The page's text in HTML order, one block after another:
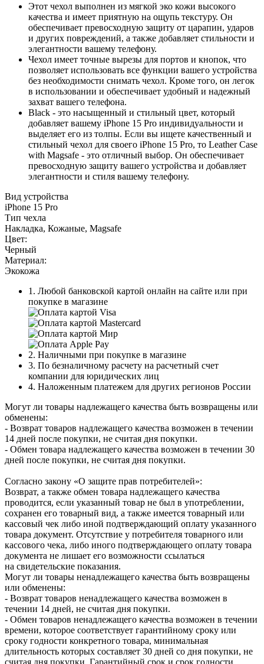
Этот чехол выполнен из мягкой эко кожи высокого
качества и имеет приятную на ощупь текстуру. Он
обеспечивает превосходную защиту от царапин, ударов
и других повреждений, а также добавляет стильности и
элегантности вашему телефону.
Чехол имеет точные вырезы для портов и кнопок, что
позволяет использовать все функции вашего устройства
без необходимости снимать чехол. Кроме того, он легок
в использовании и обеспечивает удобный и надежный
захват вашего телефона.
Black - это насыщенный и стильный цвет, который
добавляет вашему iPhone 15 Pro индивидуальности и
выделяет его из толпы. Если вы ищете качественный и
стильный чехол для своего iPhone 15 Pro, то Leather Case
with Magsafe - это отличный выбор. Он обеспечивает
превосходную защиту вашего устройства и добавляет
элегантности и стиля вашему телефону.
Вид устройства
iPhone 15 Pro
Тип чехла
Накладка, Кожаные, Magsafe
Цвет:
Черный
Материал:
Экокожа
1. Любой банковской картой онлайн на сайте или при
покупке в магазине
2. Наличными при покупке в магазине
3. По безналичному расчету на расчетный счет
компании для юридических лиц
4. Наложенным платежем для других регионов России
Могут ли товары надлежащего качества быть возвращены или
обменены:
- Возврат товаров надлежащего качества возможен в течении
14 дней после покупки, не считая дня покупки.
- Обмен товара надлежащего качества возможен в течении 30
дней после покупки, не считая дня покупки.
Согласно закону «О защите прав потребителей»:
Возврат, а также обмен товара надлежащего качества
проводится, если указанный товар не был в употреблении,
сохранен его товарный вид, а также имеется товарный или
кассовый чек либо иной подтверждающий оплату указанного
товара документ. Отсутствие у потребителя товарного или
кассового чека, либо иного подтверждающего оплату товара
документа не лишает его возможности ссылаться
на свидетельские показания.
Могут ли товары ненадлежащего качества быть возвращены
или обменены:
- Возврат товаров ненадлежащего качества возможен в
течении 14 дней, не считая дня покупки.
- Обмен товаров ненадлежащего качества возможен в течении
времени, которое соответствует гарантийному сроку или
сроку годности конкретного товара, минимальная
длительность которых составляет 30 дней со дня покупки, не
считая дня покупки. Гарантийный срок и срок годности